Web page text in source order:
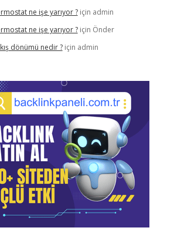
ne işe yarıyor ?için admin
ne işe yarıyor ?için Önder
dönümü nedir ?için admin